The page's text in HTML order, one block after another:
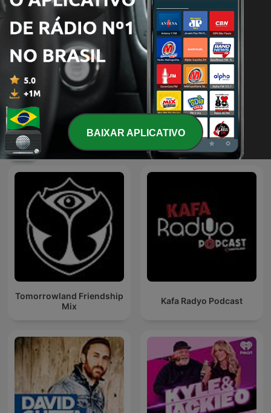
Nuestro flamenco RETROMIX
Podcasts internacionais de Músicas
Tomorrowland Friendship
Mix
Kafa Radyo Podcast
BAIXAR APLICATIVO